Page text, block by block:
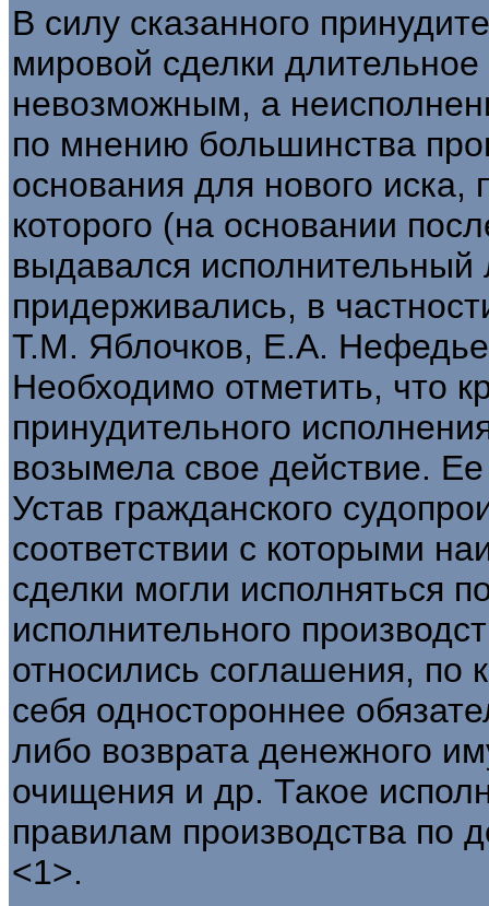
В силу сказанного
мировой сделки
невозможным, а
по мнению большинства
основания для нового иска,
которого (на основании
выдавался исполнительный
придерживались, в
Т.М. Яблочков, Е.А.
Необходимо отметить, что
принудительного
возымела свое действие.
Устав гражданского
соответствии с которыми
сделки могли исполняться
исполнительного
относились соглашения, по
себя одностороннее
либо возврата денежного
очищения и др. Такое
правилам производства по
<1>.